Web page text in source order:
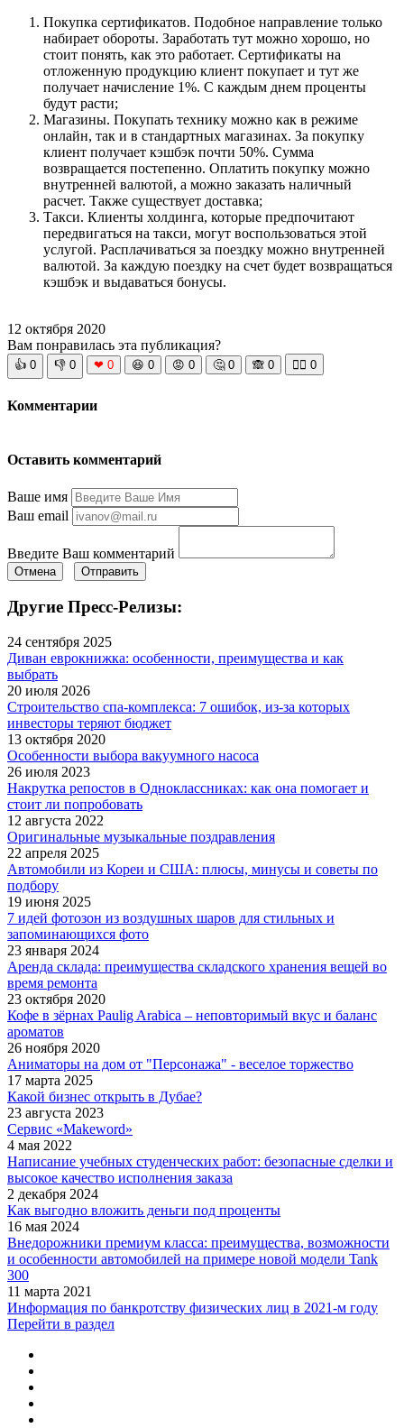
Покупка сертификатов. Подобное направление только
набирает обороты. Заработать тут можно хорошо, но
стоит понять, как это работает. Сертификаты на
отложенную продукцию клиент покупает и тут же
получает начисление 1%. С каждым днем проценты
будут расти;
Магазины. Покупать технику можно как в режиме
онлайн, так и в стандартных магазинах. За покупку
клиент получает кэшбэк почти 50%. Сумма
возвращается постепенно. Оплатить покупку можно
внутренней валютой, а можно заказать наличный
расчет. Также существует доставка;
Такси. Клиенты холдинга, которые предпочитают
передвигаться на такси, могут воспользоваться этой
услугой. Расплачиваться за поездку можно внутренней
валютой. За каждую поездку на счет будет возвращаться
кэшбэк и выдаваться бонусы.
12 октября 2020
Вам понравилась эта публикация?
👍 0 👎 0 ❤ 0 😆 0 😡 0 🤔 0 🙈 0 🧘‍♀️ 0
Комментарии
Оставить комментарий
Ваше имя
Ваш email
Введите Ваш комментарий
Отмена Отправить
Другие Пресс-Релизы:
24 сентября 2025
Диван еврокнижка: особенности, преимущества и как
выбрать
20 июля 2026
Строительство спа-комплекса: 7 ошибок, из-за которых
инвесторы теряют бюджет
13 октября 2020
Особенности выбора вакуумного насоса
26 июля 2023
Накрутка репостов в Одноклассниках: как она помогает и
стоит ли попробовать
12 августа 2022
Оригинальные музыкальные поздравления
22 апреля 2025
Автомобили из Кореи и США: плюсы, минусы и советы по
подбору
19 июня 2025
7 идей фотозон из воздушных шаров для стильных и
запоминающихся фото
23 января 2024
Аренда склада: преимущества складского хранения вещей во
время ремонта
23 октября 2020
Кофе в зёрнах Paulig Arabica – неповторимый вкус и баланс
ароматов
26 ноября 2020
Аниматоры на дом от "Персонажа" - веселое торжество
17 марта 2025
Какой бизнес открыть в Дубае?
23 августа 2023
Сервис «Makeword»
4 мая 2022
Написание учебных студенческих работ: безопасные сделки и
высокое качество исполнения заказа
2 декабря 2024
Как выгодно вложить деньги под проценты
16 мая 2024
Внедорожники премиум класса: преимущества, возможности
и особенности автомобилей на примере новой модели Tank
300
11 марта 2021
Информация по банкротству физических лиц в 2021-м году
Перейти в раздел